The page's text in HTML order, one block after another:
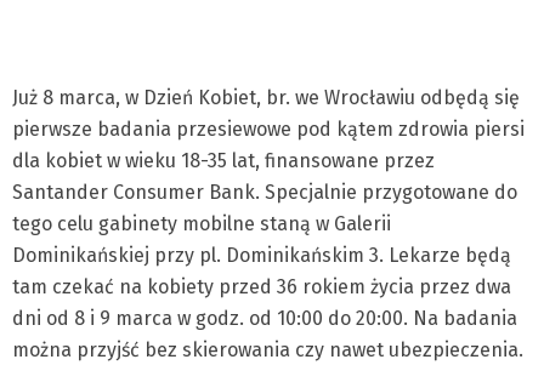
Już 8 marca, w Dzień Kobiet, br. we Wrocławiu odbędą się
pierwsze badania przesiewowe pod kątem zdrowia piersi
dla kobiet w wieku 18-35 lat, finansowane przez
Santander Consumer Bank. Specjalnie przygotowane do
tego celu gabinety mobilne staną w Galerii
Dominikańskiej przy pl. Dominikańskim 3. Lekarze będą
tam czekać na kobiety przed 36 rokiem życia przez dwa
dni od 8 i 9 marca w godz. od 10:00 do 20:00. Na badania
można przyjść bez skierowania czy nawet ubezpieczenia.